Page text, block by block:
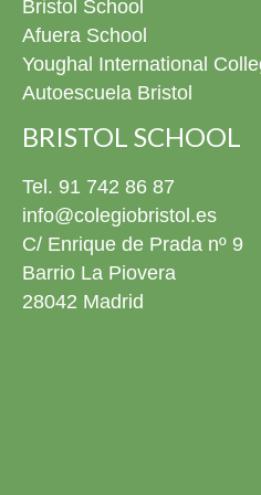
recuerdo y, cómo no, las
tanta ilusión para este día.
todos nuestros graduados!
este día disponibles en la
que queráis. 4º ESO El
pusimos de gala para
alumnos de 4º ESO.
amigos y profesores en un
montón cantando una
mucho viendo una
recuerdos en el cole. Con
cierran una etapa increíble y
Bristol School
Afuera School
Youghal International
Autoescuela Bristol
BRISTOL SCHOOL
Tel. 91 742 86 87
info@colegiobristol.es
C/ Enrique de Prada nº 9
Barrio La Piovera
28042 Madrid